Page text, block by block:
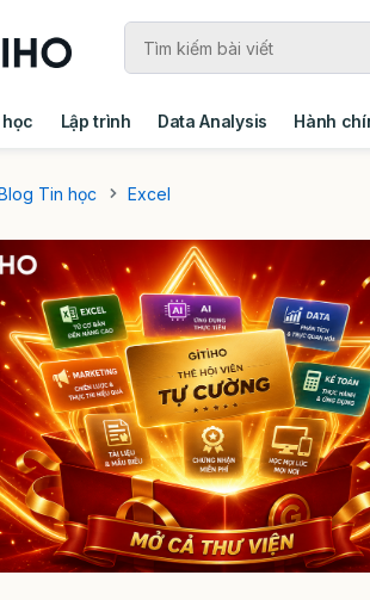
Lập trình Data Analysis Hành
Tin học Excel